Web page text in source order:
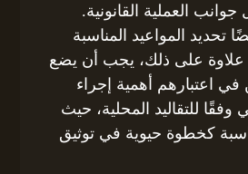
العملية القانونية.
تحديد المواعيد المناسبة
علاوة على ذلك، يجب أن يضع
في اعتبارهم أهمية إجراء
للتقاليد المحلية، حيث
كخطوة حيوية في توثيق